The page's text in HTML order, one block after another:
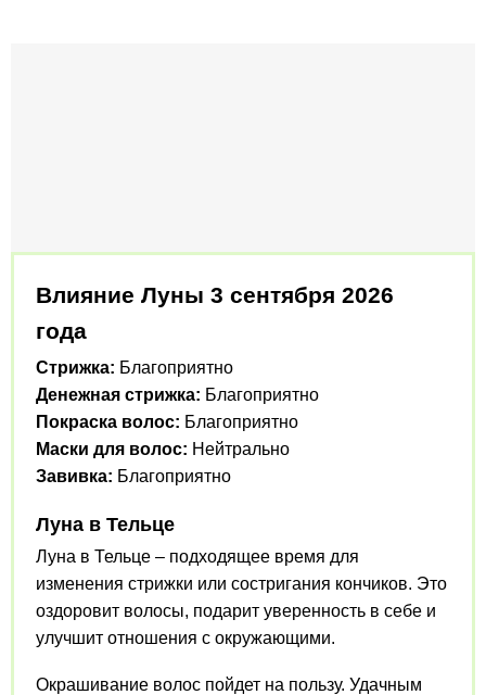
Влияние Луны 3 сентября 2026
года
Стрижка: Благоприятно
Денежная стрижка: Благоприятно
Покраска волос: Благоприятно
Маски для волос: Нейтрально
Завивка: Благоприятно
Луна в Тельце
Луна в Тельце – подходящее время для
изменения стрижки или состригания кончиков. Это
оздоровит волосы, подарит уверенность в себе и
улучшит отношения с окружающими.
Окрашивание волос пойдет на пользу. Удачным